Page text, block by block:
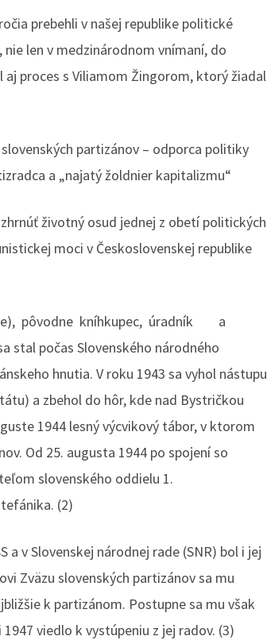
prebehli v našej republike politické
len v medzinárodnom vnímaní, do
proces s Viliamom Žingorom, ktorý žiadal
partizánov – odporca politiky
a „najatý žoldnier kapitalizmu“
životný osud jednej z obetí politických
moci v Československej republike
pôvodne kníhkupec, úradník a
stal počas Slovenského národného
hnutia. V roku 1943 sa vyhol nástupu
a zbehol do hôr, kde nad Bystričkou
1944 lesný výcvikový tábor, v ktorom
Od 25. augusta 1944 po spojení so
slovenského oddielu 1.
(2)
a v Slovenskej národnej rade (SNR) bol i jej
Zväzu slovenských partizánov sa mu
k partizánom. Postupne sa mu však
viedlo k vystúpeniu z jej radov. (3)